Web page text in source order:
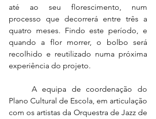
até ao seu florescimento, num
processo que decorrerá entre três a
quatro meses. Findo este período, e
quando a flor morrer, o bolbo será
recolhido e reutilizado numa próxima
experiência do projeto.
Plano Cultural de Escola, em articulação
com os artistas da Orquestra de Jazz de